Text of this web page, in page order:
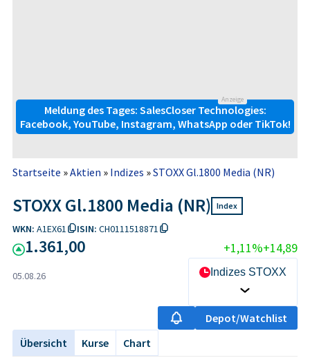
Anzeige
Meldung des Tages: SalesCloser Technologies:
Facebook, YouTube, Instagram, WhatsApp oder TikTok!
Startseite »Aktien » Indizes »STOXX Gl.1800 Media (NR)
STOXX Gl.1800 Media (NR) Index
WKN: A1EX61 ISIN: CH0111518871
1.361,00 +1,11%+14,89
05.08.26 Indizes STOXX
Depot/Watchlist
Übersicht
Kurse Chart